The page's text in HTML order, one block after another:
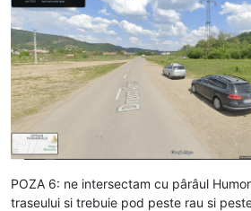
POZA 6: ne intersectam cu pârâul
traseului si trebuie pod peste rau si